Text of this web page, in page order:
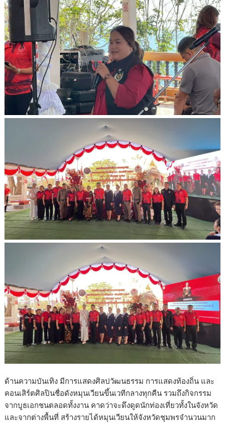
ด้านความบันเทิง มีการแสดงศิลปวัฒนธรรม การแสดงท้องถิ่น และ
คอนเสิร์ตศิลปินชื่อดังหมุนเวียนขึ้นเวทีกลางทุกคืน รวมถึงกิจกรรม
จากบูธเอกชนตลอดทั้งงาน คาดว่าจะดึงดูดนักท่องเที่ยวทั้งในจังหวัด
และจากต่างพื้นที่ สร้างรายได้หมุนเวียนให้จังหวัดชุมพรจำนวนมาก